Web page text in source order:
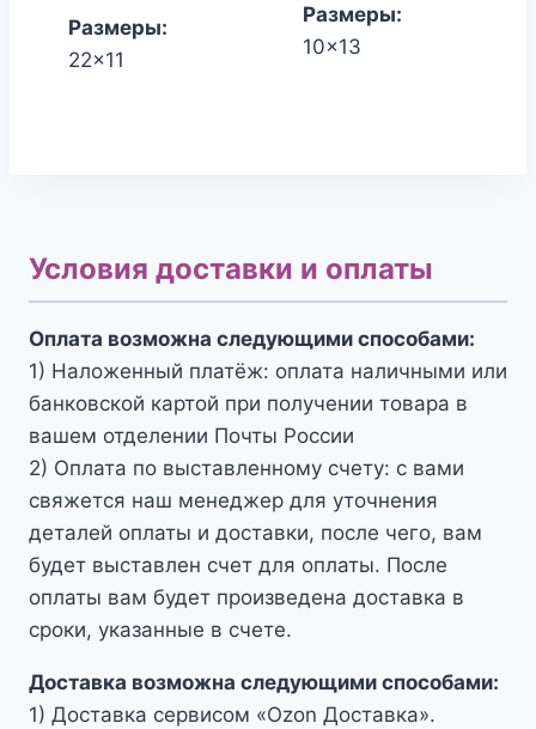
Размеры:
22x11
Размеры:
10x13
Условия доставки и оплаты
Оплата возможна следующими способами:
1) Наложенный платёж: оплата наличными или
банковской картой при получении товара в
вашем отделении Почты России
2) Оплата по выставленному счету: с вами
свяжется наш менеджер для уточнения
деталей оплаты и доставки, после чего, вам
будет выставлен счет для оплаты. После
оплаты вам будет произведена доставка в
сроки, указанные в счете.
Доставка возможна следующими способами:
1) Доставка сервисом «Ozon Доставка».